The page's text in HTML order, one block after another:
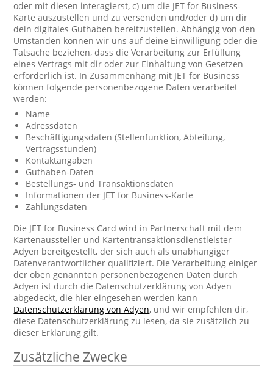
oder mit diesen interagierst, c) um die JET for Business-
Karte auszustellen und zu versenden und/oder d) um dir
dein digitales Guthaben bereitzustellen. Abhängig von den
Umständen können wir uns auf deine Einwilligung oder die
Tatsache beziehen, dass die Verarbeitung zur Erfüllung
eines Vertrags mit dir oder zur Einhaltung von Gesetzen
erforderlich ist. In Zusammenhang mit JET for Business
können folgende personenbezogene Daten verarbeitet
werden:
Name
Adressdaten
Beschäftigungsdaten (Stellenfunktion, Abteilung,
Vertragsstunden)
Kontaktangaben
Guthaben-Daten
Bestellungs- und Transaktionsdaten
Informationen der JET for Business-Karte
Zahlungsdaten
Die JET for Business Card wird in Partnerschaft mit dem
Kartenaussteller und Kartentransaktionsdienstleister
Adyen bereitgestellt, der sich auch als unabhängiger
Datenverantwortlicher qualifiziert. Die Verarbeitung einiger
der oben genannten personenbezogenen Daten durch
Adyen ist durch die Datenschutzerklärung von Adyen
abgedeckt, die hier eingesehen werden kann
Datenschutzerklärung von Adyen, und wir empfehlen dir,
diese Datenschutzerklärung zu lesen, da sie zusätzlich zu
dieser Erklärung gilt.
Zusätzliche Zwecke